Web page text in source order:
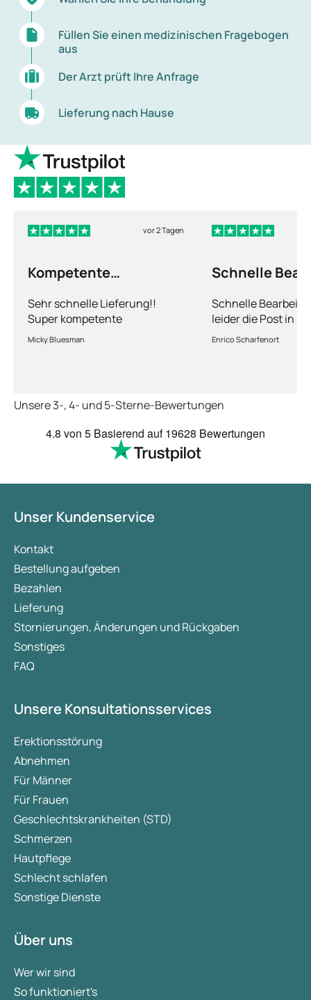
Füllen Sie einen medizinischen Fragebogen
aus
Der Arzt prüft Ihre Anfrage
Lieferung nach Hause
vor 2 Tagen
Kompetente
Sehr schnelle Lieferung!!
Super kompetente
Abhandlung!
Micky Bluesman
Schnelle
Schnelle
leider die Post in
kriegt es nicht hin
dauert obwohl ihr
richtig fix.
Enrico Scharfenort
Unsere 3-, 4- und 5-Sterne-Bewertungen
4.8 von 5 Basierend auf19628 Bewertungen
Unser Kundenservice
Kontakt
Bestellung aufgeben
Bezahlen
Lieferung
Stornierungen, Änderungen und Rückgaben
Sonstiges
FAQ
Unsere Konsultationsservices
Erektionsstörung
Abnehmen
Für Männer
Für Frauen
Geschlechtskrankheiten (STD)
Schmerzen
Hautpflege
Schlecht schlafen
Sonstige Dienste
Über uns
Wer wir sind
So funktioniert's